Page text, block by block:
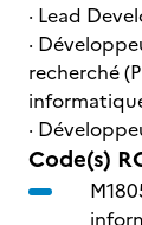
· Lead
·
recherché
·
Code(s)